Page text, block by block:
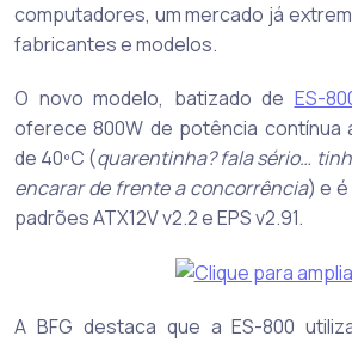
computadores, um mercado já
fabricantes e modelos.
O novo modelo, batizado de ES-
oferece 800W de potência contínua
de 40ºC (quarentinha? fala sério…
encarar de frente a concorrência) e
padrões ATX12V v2.2 e EPS v2.91.
A BFG destaca que a ES-800